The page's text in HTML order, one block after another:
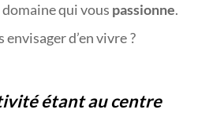
qui vous passionne.
d’en vivre ?
étant au centre